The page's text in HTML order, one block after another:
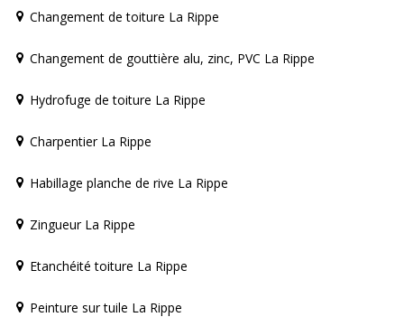
Changement de toiture La Rippe
Changement de gouttière alu, zinc, PVC La Rippe
Hydrofuge de toiture La Rippe
Charpentier La Rippe
Habillage planche de rive La Rippe
Zingueur La Rippe
Etanchéité toiture La Rippe
Peinture sur tuile La Rippe